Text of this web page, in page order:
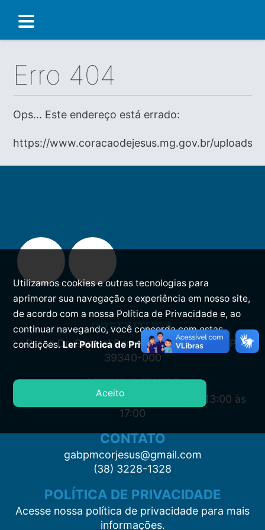
Erro 404
Ops... Este endereço está errado:
https://www.coracaodejesus.mg.gov.br/uploads/
PREFEITURA
Praça Dr. Samuel Barreto, s/n, Centro CEP:
39340-000
ATENDIMENTO
Segunda à Sexta: 7:00 às 11:00 e das 13:00 às
17:00
CONTATO
gabpmcorjesus@gmail.com
(38) 3228-1328
POLÍTICA DE PRIVACIDADE
Acesse nossa política de privacidade para mais
informações.
Utilizamos cookies e outras tecnologias para
aprimorar sua navegação e experiência em nosso site,
de acordo com a nossa Política de Privacidade e, ao
continuar navegando, você concorda com estas
condições.Ler Política de Privacidade.
Aceito